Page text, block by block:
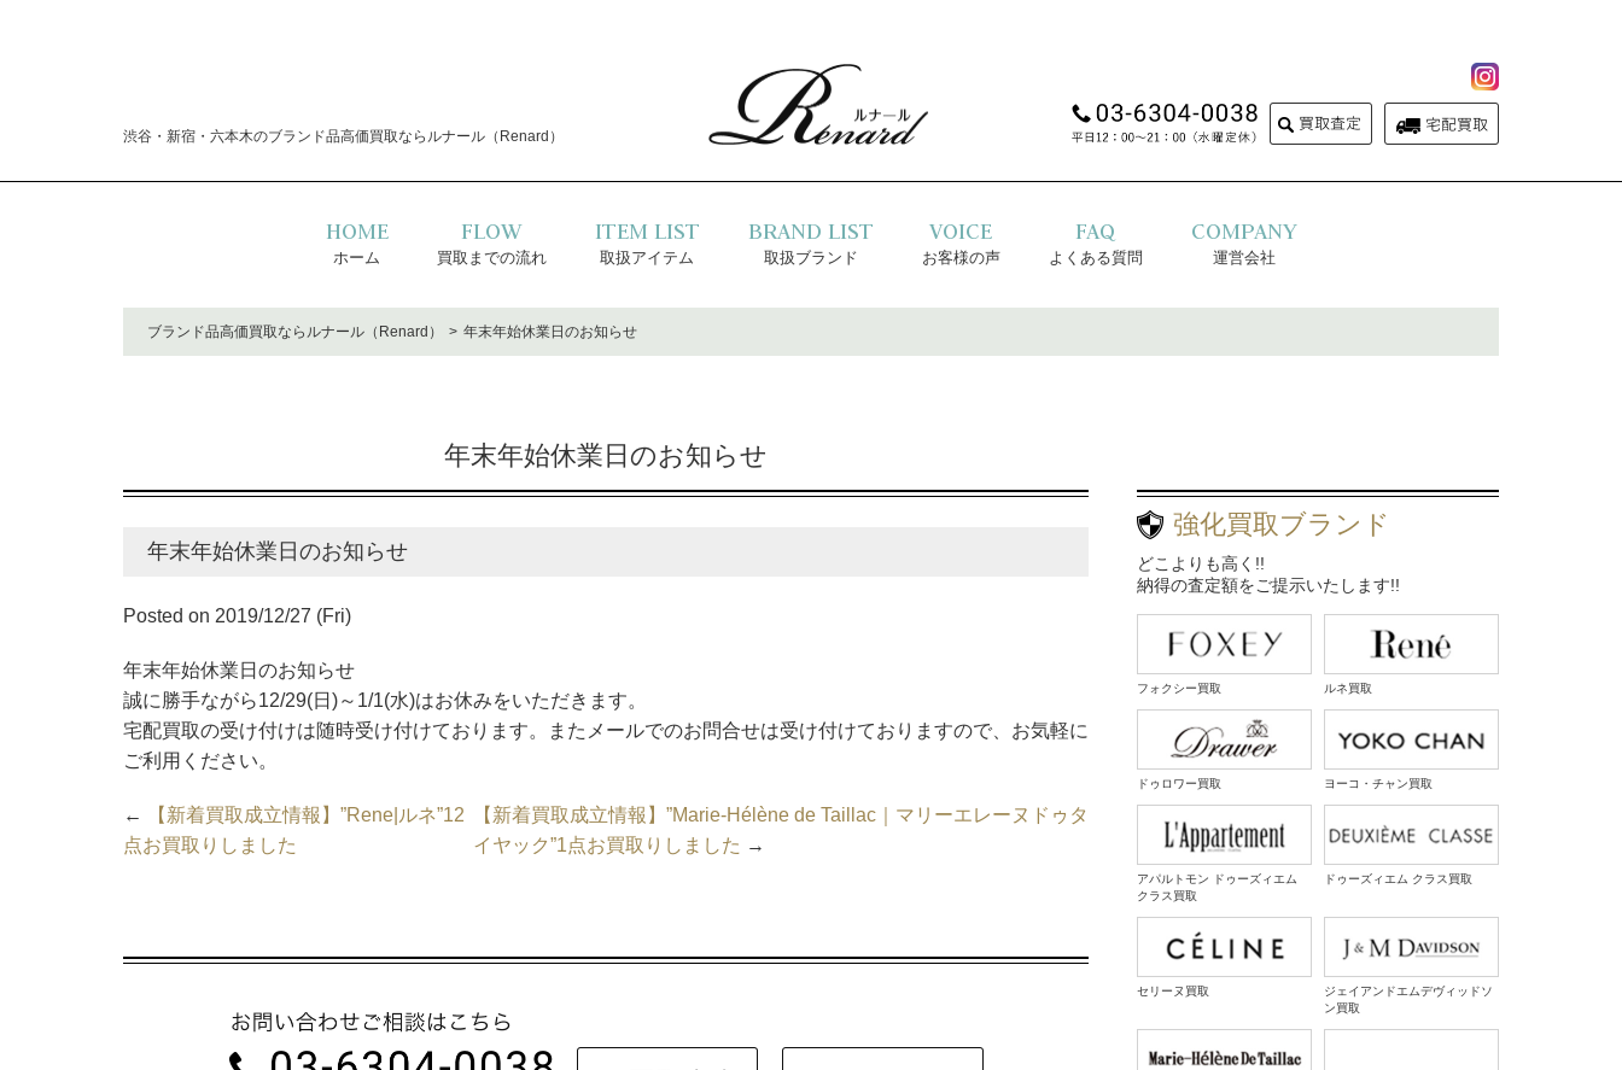
渋谷・新宿・六本木のブランド品高価買取ならルナール（Renard）
HOME
ホーム
FLOW
買取までの流れ
ITEM LIST
取扱アイテム
BRAND LIST
取扱ブランド
VOICE
お客様の声
FAQ
よくある質問
COMPANY
運営会社
ブランド品高価買取ならルナール（Renard） 年末年始休業日のお知らせ
年末年始休業日のお知らせ
年末年始休業日のお知らせ
Posted on 2019/12/27 (Fri)
年末年始休業日のお知らせ
誠に勝手ながら12/29(日)～1/1(水)はお休みをいただきます。
宅配買取の受け付けは随時受け付けております。またメールでのお問合せは受け付けておりますので、お気軽に
ご利用ください。
←
【新着買取成立情報】”Rene|ルネ”12
点お買取りしました
【新着買取成立情報】”Marie-Hélène de Taillac｜マリーエレーヌドゥタ
イヤック”1点お買取りしました →
強化買取ブランド
どこよりも高く!!
納得の査定額をご提示いたします!!
フォクシー買取 ルネ買取
ドゥロワー買取 ヨーコ・チャン買取
アパルトモン ドゥーズィエム
クラス買取
ドゥーズィエム クラス買取
セリーヌ買取
ジェイアンドエムデヴィッドソ
ン買取